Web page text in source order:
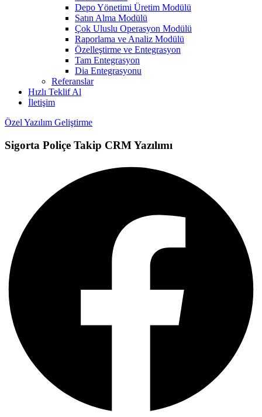
Depo Yönetimi Üretim Modülü
Satın Alma Modülü
Çok Uluslu Operasyon Modülü
Raporlama ve Analiz Modülü
Özelleştirme ve Entegrasyon
Tam Entegrasyon
Dia Entegrasyonu
Referanslar
Hızlı Teklif Al
İletişim
Özel Yazılım Geliştirme
Sigorta Poliçe Takip CRM Yazılımı